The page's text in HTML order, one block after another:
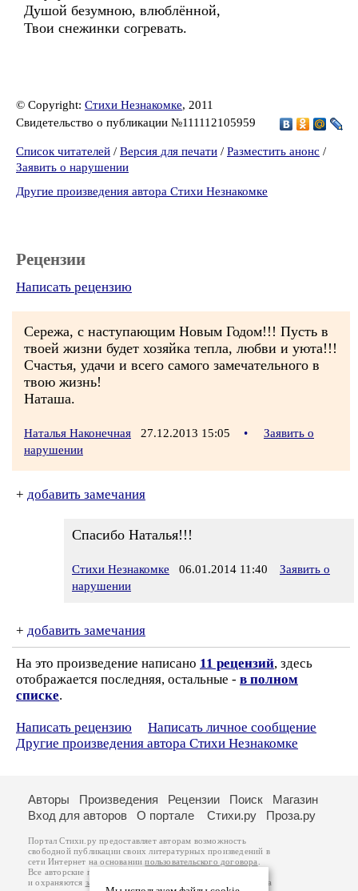
Душой безумною, влюблённой,
Твои снежинки согревать.
© Copyright: Стихи Незнакомке, 2011
Свидетельство о публикации №111112105959
Список читателей / Версия для печати / Разместить анонс /
Заявить о нарушении
Другие произведения автора Стихи Незнакомке
Рецензии
Написать рецензию
Сережа, с наступающим Новым Годом!!! Пусть в
твоей жизни будет хозяйка тепла, любви и уюта!!!
Счастья, удачи и всего самого замечательного в
твою жизнь!
Наташа.
Наталья Наконечная 27.12.2013 15:05 •
Заявить о
нарушении
+ добавить замечания
Спасибо Наталья!!!
Стихи Незнакомке 06.01.2014 11:40
Заявить о
нарушении
+ добавить замечания
На это произведение написано 11 рецензий, здесь
отображается последняя, остальные - в полном
списке.
Написать рецензию
Написать личное сообщение
Другие произведения автора Стихи Незнакомке
Авторы Произведения Рецензии Поиск
Магазин
Вход для авторов
О портале Стихи.ру Проза.ру
Портал Стихи.ру предоставляет авторам возможность
свободной публикации своих литературных произведений в
сети Интернет на основаниипользовательского договора
Все авторские права на произведения принадлежат авторам
и охраняются законом
. Перепечатка произведений возможна